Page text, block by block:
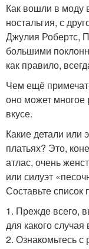
Как вошли в моду
ностальгия, с
Джулия Робертс,
большими
как правило,
Чем ещё
оно может многое
вкусе.
Какие детали
платьях? Это,
атлас, очень
или силуэт
Составьте
1. Прежде всего,
для какого
2. Ознакомьтесь